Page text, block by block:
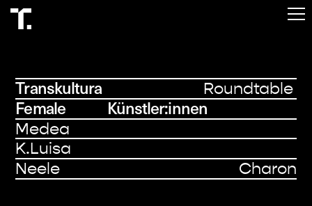
Start
Programm
Über
Besuch
Tickets
Transkultura Roundtable
Female Künstler:innen
Medea
K.Luisa
Neele Charon